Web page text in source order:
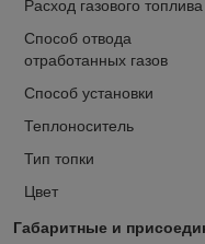
Расход газового топлива
Способ отвода
отработанных газов
Способ установки
Теплоноситель
Тип топки
Цвет
Габаритные и